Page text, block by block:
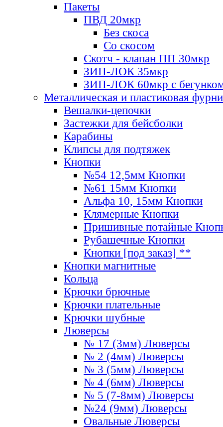
Пакеты
ПВД 20мкр
Без скоса
Со скосом
Скотч - клапан ПП 30мкр
ЗИП-ЛОК 35мкр
ЗИП-ЛОК 60мкр с
Металлическая и пластиковая
Вешалки-цепочки
Застежки для бейсболки
Карабины
Клипсы для подтяжек
Кнопки
№54 12,5мм Кнопки
№61 15мм Кнопки
Альфа 10, 15мм Кнопки
Клямерные Кнопки
Пришивные потайные
Рубашечные Кнопки
Кнопки [под заказ] **
Кнопки магнитные
Кольца
Крючки брючные
Крючки плательные
Крючки шубные
Люверсы
№ 17 (3мм) Люверсы
№ 2 (4мм) Люверсы
№ 3 (5мм) Люверсы
№ 4 (6мм) Люверсы
№ 5 (7-8мм) Люверсы
№24 (9мм) Люверсы
Овальные Люверсы